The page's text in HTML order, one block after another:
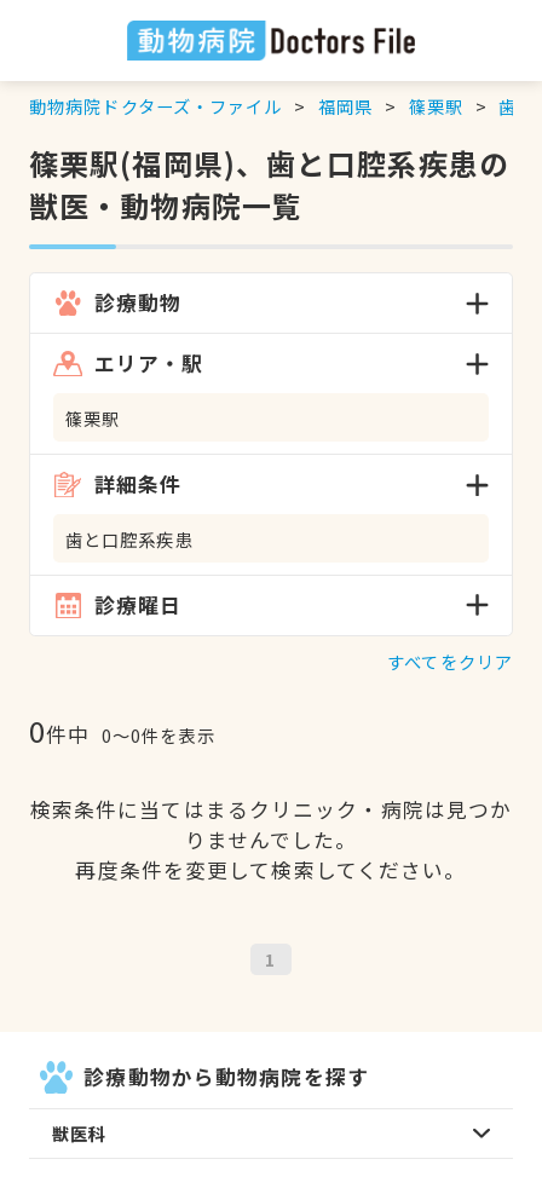
動物病院ドクターズ・ファイル 福岡県 篠栗駅 歯と
篠栗駅(福岡県)、歯と口腔系疾患の
獣医・動物病院一覧
診療動物
エリア・駅
篠栗駅
詳細条件
歯と口腔系疾患
診療曜日
すべてをクリア
0件中 0〜0件を表示
検索条件に当てはまるクリニック・病院は見つか
りませんでした。
再度条件を変更して検索してください。
1
診療動物から動物病院を探す
獣医科